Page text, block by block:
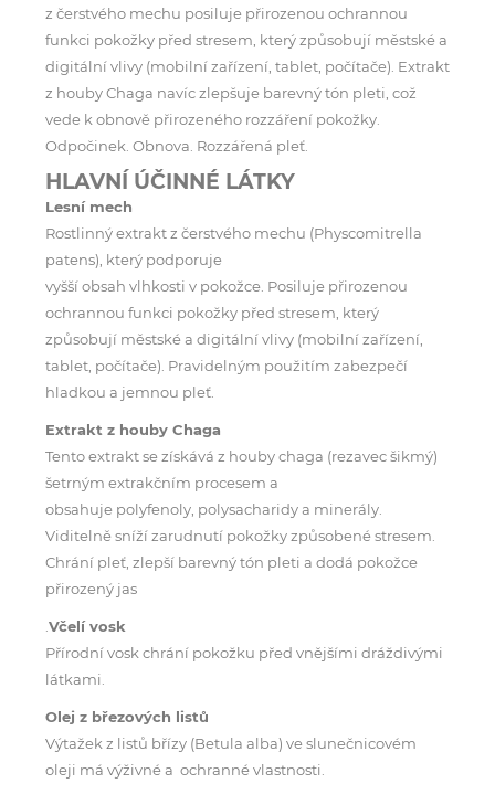
z čerstvého mechu posiluje přirozenou ochrannou
funkci pokožky před stresem, který způsobují městské a
digitální vlivy (mobilní zařízení, tablet, počítače). Extrakt
z houby Chaga navíc zlepšuje barevný tón pleti, což
vede k obnově přirozeného rozzáření pokožky.
Odpočinek. Obnova. Rozzářená pleť.
HLAVNÍ ÚČINNÉ LÁTKY
Lesní mech
Rostlinný extrakt z čerstvého mechu (Physcomitrella
patens), který podporuje
vyšší obsah vlhkosti v pokožce. Posiluje přirozenou
ochrannou funkci pokožky před stresem, který
způsobují městské a digitální vlivy (mobilní zařízení,
tablet, počítače). Pravidelným použitím zabezpečí
hladkou a jemnou pleť.
Extrakt z houby Chaga
Tento extrakt se získává z houby chaga (rezavec šikmý)
šetrným extrakčním procesem a
obsahuje polyfenoly, polysacharidy a minerály.
Viditelně sníží zarudnutí pokožky způsobené stresem.
Chrání pleť, zlepší barevný tón pleti a dodá pokožce
přirozený jas
Včelí vosk
Přírodní vosk chrání pokožku před vnějšími dráždivými
látkami.
Olej z březových listů
Výtažek z listů břízy (Betula alba) ve slunečnicovém
oleji má výživné a ochranné vlastnosti.